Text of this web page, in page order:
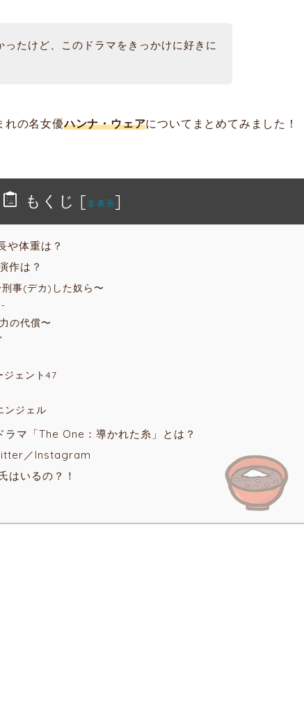
ったけど、このドラマをきっかけに好きに
れの名女優ハンナ・ウェアについてまとめてみました！
もくじ [非表示]
や体重は？
作は？
事(デカ)した奴ら〜
の代償〜
ジェント47
ンジェル
ラマ「The One：導かれた糸」とは？
／Instagram
はいるの？！